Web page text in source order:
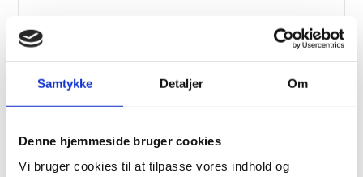
Samtykke Detaljer Om
Denne hjemmeside bruger cookies
Vi bruger cookies til at tilpasse vores indhold og
Køleanlæg